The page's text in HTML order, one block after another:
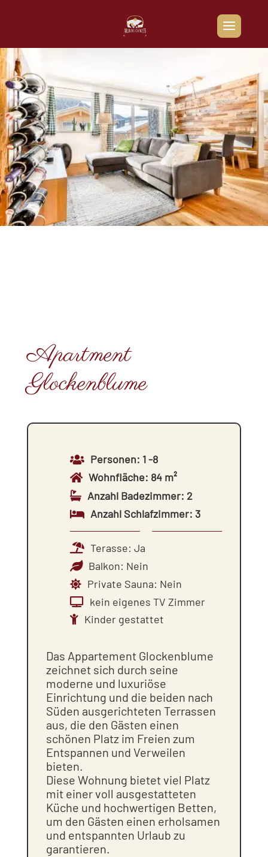
Apartment
Glockenblume
Personen: 1-8
Wohnfläche: 84 m²
Anzahl Badezimmer: 2
Anzahl Schlafzimmer: 3
Terasse: Ja
Balkon: Nein
Private Sauna: Nein
kein eigenes TV Zimmer
Kinder gestattet
Das Appartement Glockenblume
zeichnet sich durch seine
moderne und luxuriöse
Einrichtung und die beiden nach
Süden ausgerichteten Terrassen
aus, die den Gästen einen
schönen Platz im Freien zum
Entspannen und Verweilen
bieten.
Diese Wohnung bietet viel Platz
mit einer voll ausgestatteten
Küche und hochwertigen Betten,
um den Gästen einen erholsamen
und entspannten Urlaub zu
garantieren.